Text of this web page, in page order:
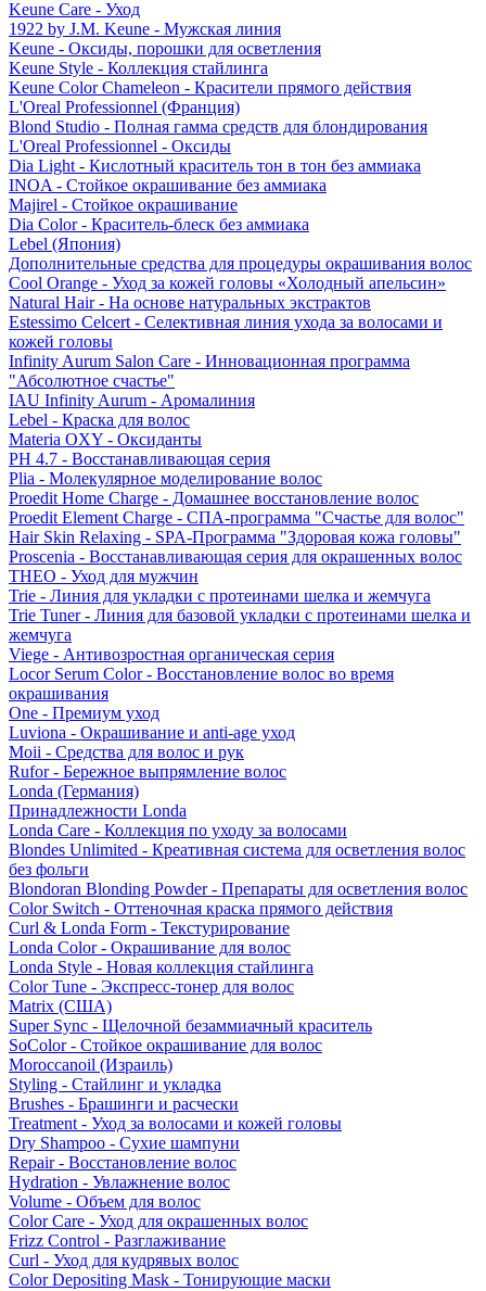
Keune Care - Уход
1922 by J.M. Keune - Мужская линия
Keune - Оксиды, порошки для осветления
Keune Style - Коллекция стайлинга
Keune Color Chameleon - Красители прямого действия
L'Oreal Professionnel (Франция)
Blond Studio - Полная гамма средств для блондирования
L'Oreal Professionnel - Оксиды
Dia Light - Кислотный краситель тон в тон без аммиака
INOA - Стойкое окрашивание без аммиака
Majirel - Стойкое окрашивание
Dia Color - Краситель-блеск без аммиака
Lebel (Япония)
Дополнительные средства для процедуры окрашивания волос
Cool Orange - Уход за кожей головы «Холодный апельсин»
Natural Hair - На основе натуральных экстрактов
Estessimo Celcert - Селективная линия ухода за волосами и
кожей головы
Infinity Aurum Salon Care - Инновационная программа
"Абсолютное счастье"
IAU Infinity Aurum - Аромалиния
Lebel - Краска для волос
Materia OXY - Оксиданты
PH 4.7 - Восстанавливающая серия
Plia - Молекулярное моделирование волос
Proedit Home Charge - Домашнее восстановление волос
Proedit Element Charge - СПА-программа "Счастье для волос"
Hair Skin Relaxing - SPA-Программа "Здоровая кожа головы"
Proscenia - Восстанавливающая серия для окрашенных волос
THEO - Уход для мужчин
Trie - Линия для укладки с протеинами шелка и жемчуга
Trie Tuner - Линия для базовой укладки с протеинами шелка и
жемчуга
Viege - Антивозростная органическая серия
Locor Serum Color - Восстановление волос во время
окрашивания
One - Премиум уход
Luviona - Окрашивание и anti-age уход
Moii - Средства для волос и рук
Rufor - Бережное выпрямление волос
Londa (Германия)
Принадлежности Londa
Londa Care - Коллекция по уходу за волосами
Blondes Unlimited - Креативная система для осветления волос
без фольги
Blondoran Blonding Powder - Препараты для осветления волос
Color Switch - Оттеночная краска прямого действия
Curl & Londa Form - Текстурирование
Londa Color - Окрашивание для волос
Londa Style - Новая коллекция стайлинга
Color Tune - Экспресс-тонер для волос
Matrix (США)
Super Sync - Щелочной безаммиачный краситель
SoColor - Стойкое окрашивание для волос
Moroccanoil (Израиль)
Styling - Стайлинг и укладка
Brushes - Брашинги и расчески
Treatment - Уход за волосами и кожей головы
Dry Shampoo - Сухие шампуни
Repair - Восстановление волос
Hydration - Увлажнение волос
Volume - Объем для волос
Color Care - Уход для окрашенных волос
Frizz Control - Разглаживание
Curl - Уход для кудрявых волос
Color Depositing Mask - Тонирующие маски